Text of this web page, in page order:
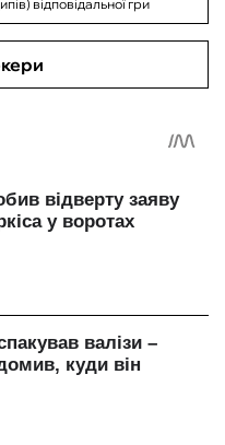
відповідальної гри